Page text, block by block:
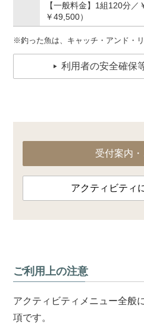
【一般料金】1組120分
￥49,500）
※釣った魚は、キャッチ・アンド・
利用者の安全確保
受付案内
アクティビティ
ご利用上の注意
アクティビティメニュー全般
項です。